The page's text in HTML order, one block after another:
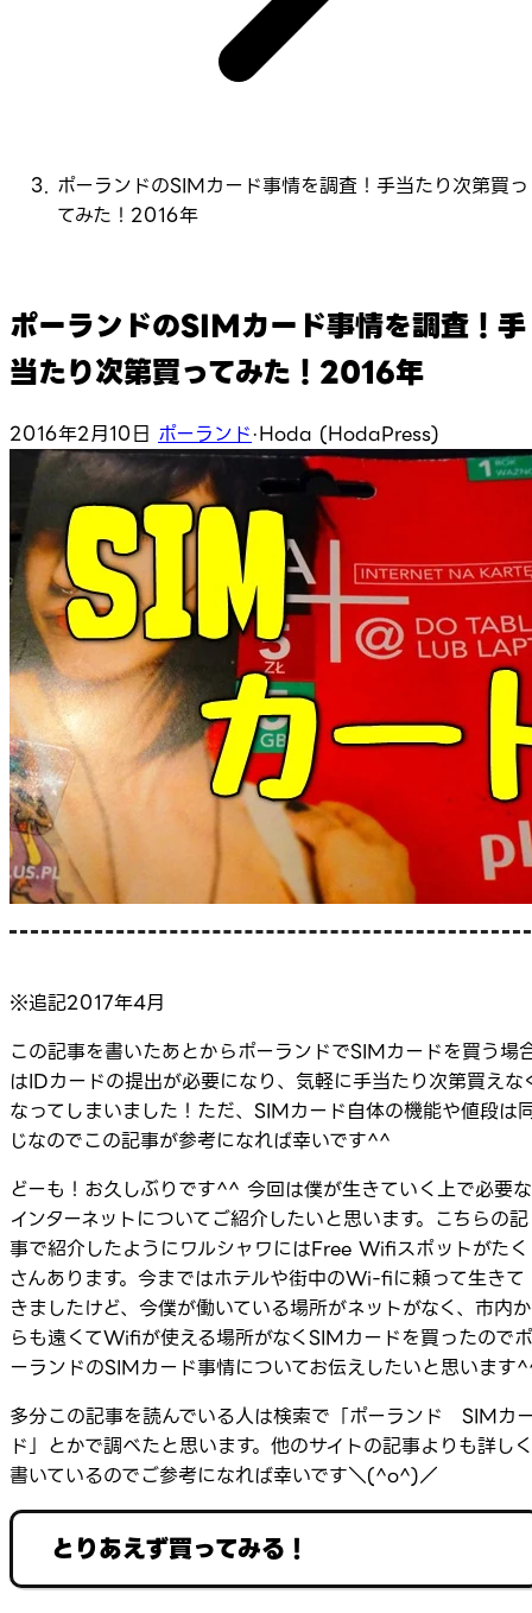
ポーランドのSIMカード事情を調査！手当たり次第買っ
てみた！2016年
ポーランドのSIMカード事情を調査！手
当たり次第買ってみた！2016年
2016年2月10日 ポーランド·Hoda (HodaPress)
※追記2017年4月
この記事を書いたあとからポーランドでSIMカードを買う場
はIDカードの提出が必要になり、気軽に手当たり次第買えな
なってしまいました！ただ、SIMカード自体の機能や値段は
じなのでこの記事が参考になれば幸いです^^
どーも！お久しぶりです^^ 今回は僕が生きていく上で必要な
インターネットについてご紹介したいと思います。こちらの記
事で紹介したようにワルシャワにはFree Wifiスポットがたく
さんあります。今まではホテルや街中のWi-fiに頼って生きて
きましたけど、今僕が働いている場所がネットがなく、市内か
らも遠くてWifiが使える場所がなくSIMカードを買ったのでポ
ーランドのSIMカード事情についてお伝えしたいと思います
多分この記事を読んでいる人は検索で「ポーランド SIMカ
ド」とかで調べたと思います。他のサイトの記事よりも詳しく
書いているのでご参考になれば幸いです＼(^o^)／
とりあえず買ってみる！